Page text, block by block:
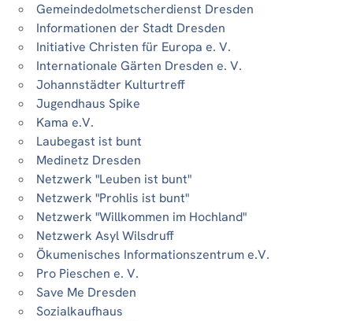
Gemeindedolmetscherdienst Dresden
Informationen der Stadt Dresden
Initiative Christen für Europa e. V.
Internationale Gärten Dresden e. V.
Johannstädter Kulturtreff
Jugendhaus Spike
Kama e.V.
Laubegast ist bunt
Medinetz Dresden
Netzwerk "Leuben ist bunt"
Netzwerk "Prohlis ist bunt"
Netzwerk "Willkommen im Hochland"
Netzwerk Asyl Wilsdruff
Ökumenisches Informationszentrum e.V.
Pro Pieschen e. V.
Save Me Dresden
Sozialkaufhaus